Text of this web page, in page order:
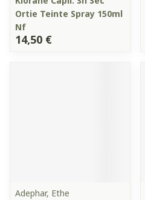
Ortie Teinte Spray 150ml
Nf
14,50 €
Adephar, Ethe